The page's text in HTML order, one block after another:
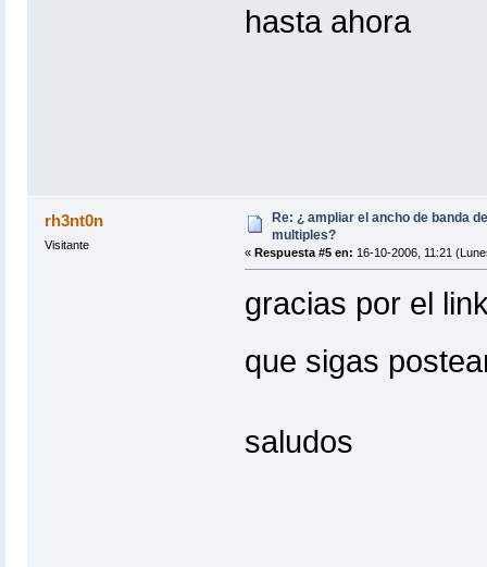
hasta ahora
rh3nt0n
Visitante
Re: ¿ ampliar el ancho de banda
multiples?
« Respuesta #5 en: 16-10-2006, 11:21
gracias por el
que sigas
saludos